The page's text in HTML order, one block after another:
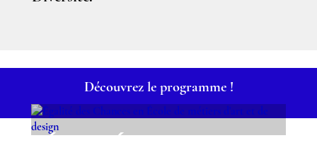
Découvrez le programme !
ÉGALITÉ DES CHANCES